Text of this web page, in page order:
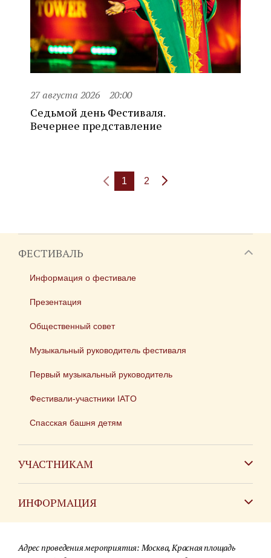
27 августа 2026 20:00
Седьмой день Фестиваля.
Вечернее представление
1 2
ФЕСТИВАЛЬ
Информация о фестивале
Презентация
Общественный совет
Музыкальный руководитель фестиваля
Первый музыкальный руководитель
Фестивали-участники IATO
Спасская башня детям
УЧАСТНИКАМ
ИНФОРМАЦИЯ
Для СМИ
Адрес проведения мероприятия: Москва, Красная площадь